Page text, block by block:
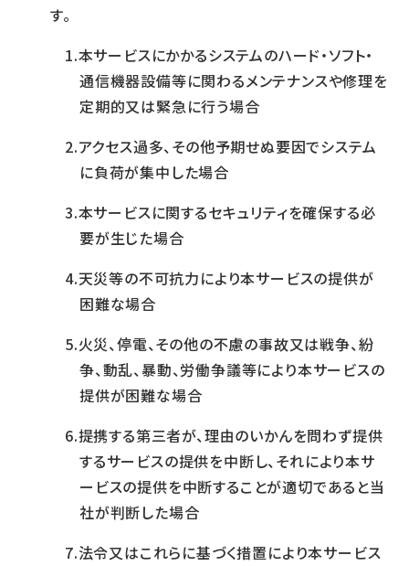
す。
本サービスにかかるシステムのハード・ソフト・
通信機器設備等に関わるメンテナンスや修理を
定期的又は緊急に行う場合
アクセス過多、その他予期せぬ要因でシステム
に負荷が集中した場合
本サービスに関するセキュリティを確保する必
要が生じた場合
天災等の不可抗力により本サービスの提供が
困難な場合
火災、停電、その他の不慮の事故又は戦争、紛
争、動乱、暴動、労働争議等により本サービスの
提供が困難な場合
提携する第三者が、理由のいかんを問わず提供
するサービスの提供を中断し、それにより本サ
ービスの提供を中断することが適切であると当
社が判断した場合
法令又はこれらに基づく措置により本サービス